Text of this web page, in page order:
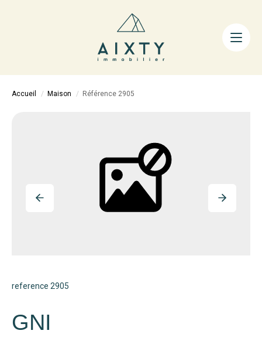
ACHETER
Nos Agences
Nos Équipes
Nos Tarifs
Accueil Maison Référence 2905
reference 2905
GNI